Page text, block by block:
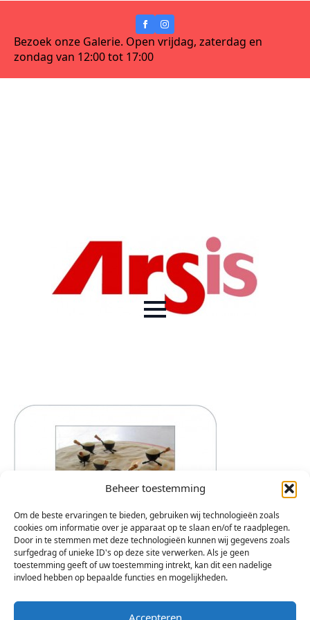
Beheer toestemming
Om de beste ervaringen te bieden, gebruiken wij technologieën zoals
cookies om informatie over je apparaat op te slaan en/of te raadplegen.
Door in te stemmen met deze technologieën kunnen wij gegevens zoals
surfgedrag of unieke ID's op deze site verwerken. Als je geen
toestemming geeft of uw toestemming intrekt, kan dit een nadelige
invloed hebben op bepaalde functies en mogelijkheden.
Accepteren
Bezoek onze Galerie. Open vrijdag, zaterdag en
zondag van 12:00 tot 17:00